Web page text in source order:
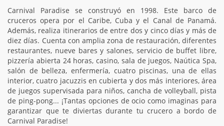
Carnival Paradise se construyó en 1998. Este barco de
cruceros opera por el Caribe, Cuba y el Canal de Panamá.
Además, realiza itinerarios de entre dos y cinco días y más de
diez días. Cuenta con amplia zona de restauración, diferentes
restaurantes, nueve bares y salones, servicio de buffet libre,
pizzería abierta 24 horas, casino, sala de juegos, Naútica Spa,
salón de belleza, enfermería, cuatro piscinas, una de ellas
interior, cuatro jacuzzis en cubierta y dos más interiores, área
de juegos supervisada para niños, cancha de volleyball, pista
de ping-pong... ¡Tantas opciones de ocio como imaginas para
garantizar que te diviertas durante tu crucero a bordo de
Carnival Paradise!